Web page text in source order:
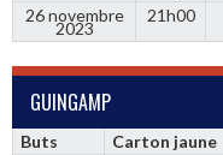
26 novembre
2023
21h00
GUINGAMP
Buts Carton jaune